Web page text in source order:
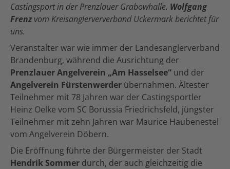
Castingsport in der Prenzlauer Grabowhalle. Wolfgang
Frenzvom Kreisanglerververband Uckermark berichtet für
uns.
Veranstalter war wie immer der Landesanglerverband
Brandenburg, während die Ausrichtung der
Prenzlauer Angelverein „Am Hasselsee“ und der
Angelverein Fürstenwerder übernahmen. Ältester
Teilnehmer mit 78 Jahren war der Castingsportler
Heinz Oelke vom SC Borussia Friedrichsfeld, jüngster
Teilnehmer mit zehn Jahren war Maurice Haubenestel
vom Angelverein Döbern.
Die Eröffnung führte der Bürgermeister der Stadt
Hendrik Sommer durch, der auch gleichzeitig die